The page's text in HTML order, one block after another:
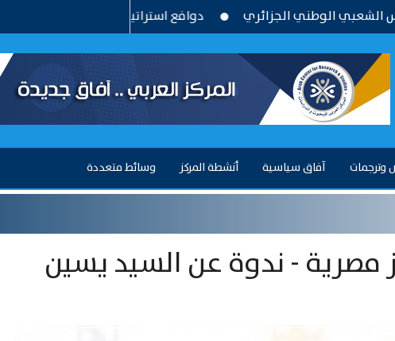
دوافع استراتيجية وتحديات بنيوية .. قراءة الوطني الجزائري
وترجمات آفاق سياسية أنشطة المركز وسائط متعددة
مصرية - ندوة عن السيد يسين